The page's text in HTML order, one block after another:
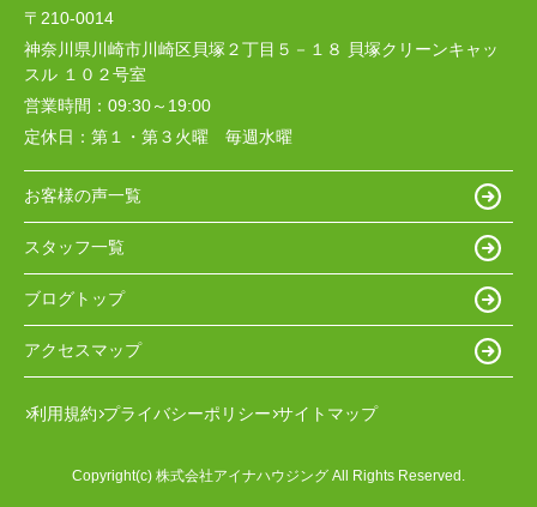
〒210-0014
神奈川県川崎市川崎区貝塚２丁目５－１８ 貝塚クリーンキャッ
スル １０２号室
営業時間： 09:30～19:00
定休日： 第１・第３火曜 毎週水曜
お客様の声一覧
スタッフ一覧
ブログトップ
アクセスマップ
利用規約 プライバシーポリシー サイトマップ
Copyright(c) 株式会社アイナハウジング All Rights Reserved.